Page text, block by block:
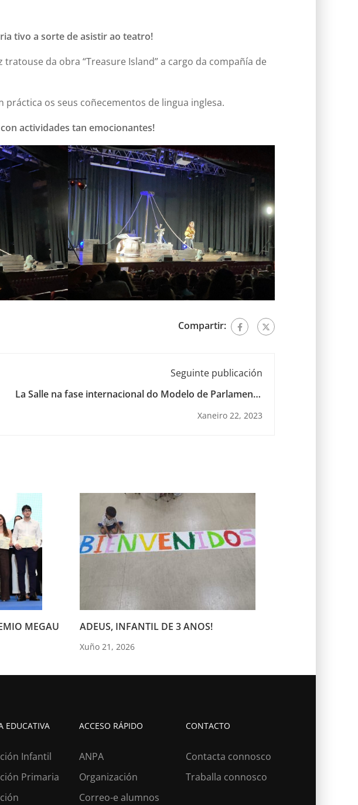
tivo a sorte de asistir ao teatro!
da obra “Treasure Island” a cargo da compañía de
os seus coñecementos de lingua inglesa.
actividades tan emocionantes!
Compartir:
Seguinte publicación
La Salle na fase internacional do Modelo de Parlamento
Xaneiro 22, 2023
MEGAU
ADEUS, INFANTIL DE 3 ANOS!
Xuño 21, 2026
EDUCATIVA
Infantil
Primaria
ACCESO RÁPIDO
ANPA
Organización
Correo-e alumnos
CONTACTO
Contacta connosco
Traballa connosco